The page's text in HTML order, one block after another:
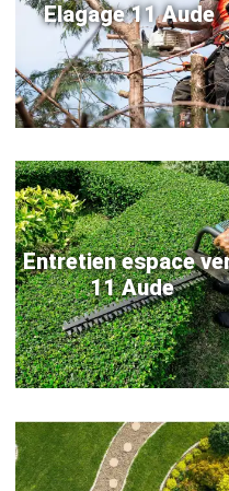
Elagage 11 Aude
Entretien espace
11 Aude